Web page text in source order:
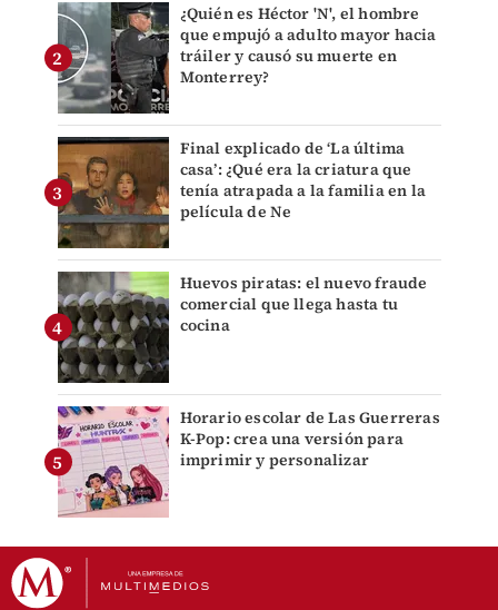
¿Quién es Héctor 'N', el hombre
que empujó a adulto mayor hacia
tráiler y causó su muerte en
Monterrey?
Final explicado de ‘La última
casa’: ¿Qué era la criatura que
tenía atrapada a la familia en la
película de Ne
Huevos piratas: el nuevo fraude
comercial que llega hasta tu
cocina
Horario escolar de Las Guerreras
K-Pop: crea una versión para
imprimir y personalizar